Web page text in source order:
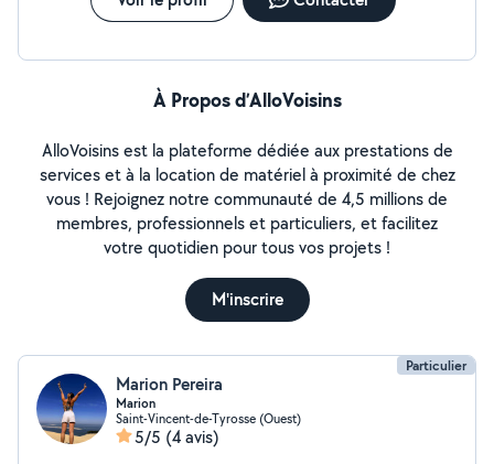
À Propos d’AlloVoisins
AlloVoisins est la plateforme dédiée aux prestations de
services et à la location de matériel à proximité de chez
vous ! Rejoignez notre communauté de 4,5 millions de
membres, professionnels et particuliers, et facilitez
votre quotidien pour tous vos projets !
M'inscrire
Particulier
Marion Pereira
Marion
Saint-Vincent-de-Tyrosse (Ouest)
5/5 (4 avis)